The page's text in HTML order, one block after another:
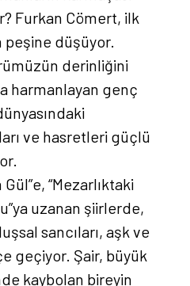
Furkan Cömert, ilk
peşine düşüyor.
derinliğini
harmanlayan genç
ve hasretleri güçlü
Gül”e, “Mezarlıktaki
uzanan şiirlerde,
sancıları, aşk ve
geçiyor. Şair, büyük
kaybolan bireyin